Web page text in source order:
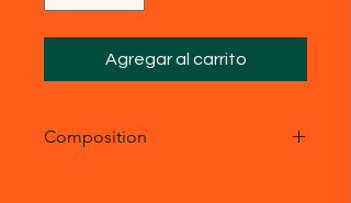
Agregar al carrito
Composition